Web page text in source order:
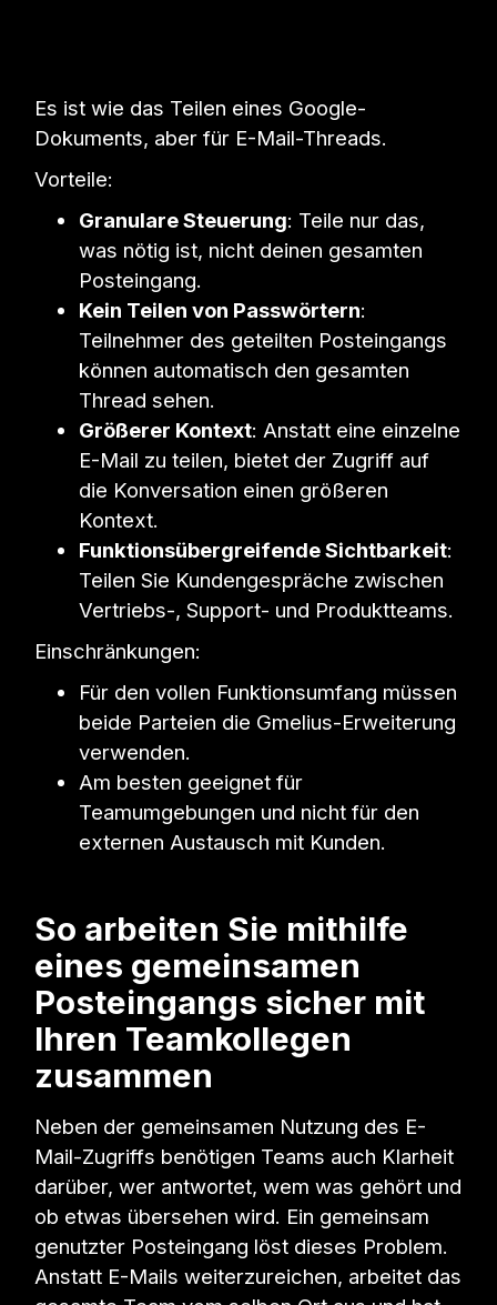
Es ist wie das Teilen eines Google-
Dokuments, aber für E-Mail-Threads.
Vorteile:
Granulare Steuerung: Teile nur das,
was nötig ist, nicht deinen gesamten
Posteingang.
Kein Teilen von Passwörtern:
Teilnehmer des geteilten Posteingangs
können automatisch den gesamten
Thread sehen.
Größerer Kontext: Anstatt eine einzelne
E-Mail zu teilen, bietet der Zugriff auf
die Konversation einen größeren
Kontext.
Funktionsübergreifende Sichtbarkeit:
Teilen Sie Kundengespräche zwischen
Vertriebs-, Support- und Produktteams.
Einschränkungen:
Für den vollen Funktionsumfang müssen
beide Parteien die Gmelius-Erweiterung
verwenden.
Am besten geeignet für
Teamumgebungen und nicht für den
externen Austausch mit Kunden.
So arbeiten Sie mithilfe
eines gemeinsamen
Posteingangs sicher mit
Ihren Teamkollegen
zusammen
Neben der gemeinsamen Nutzung des E-
Mail-Zugriffs benötigen Teams auch Klarheit
darüber, wer antwortet, wem was gehört und
ob etwas übersehen wird. Ein gemeinsam
genutzter Posteingang löst dieses Problem.
Anstatt E-Mails weiterzureichen, arbeitet das